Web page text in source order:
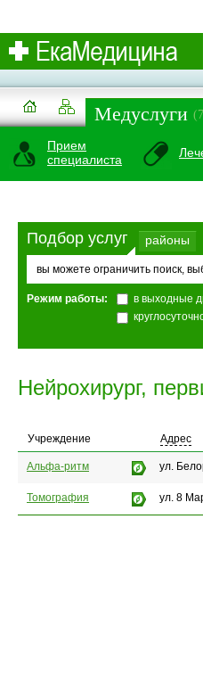
Медуслуги
Прием
специалиста
Подбор услуг районы
вы можете ограничить поиск,
Режим работы:
в выходные
Нейрохирург,
Учреждение Адрес
Альфа-ритм ул.
Томография ул. 8